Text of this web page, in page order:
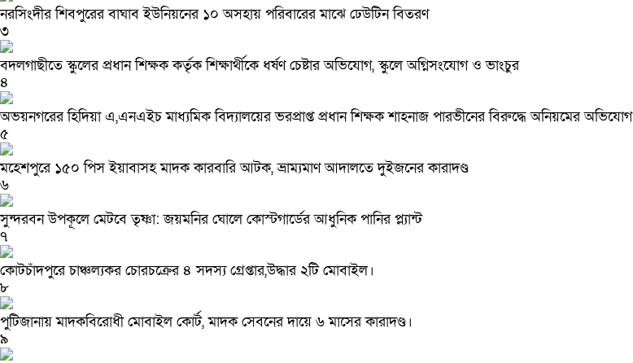
নরসিংদীর শিবপুরের বাঘাব ইউনিয়নের ১০ অসহায় পরিবারের মাঝে ঢেউটিন বিতরণ
৩
বদলগাছীতে স্কুলের প্রধান শিক্ষক কর্তৃক শিক্ষার্থীকে ধর্ষণ চেষ্টার অভিযোগ, স্কুলে অগ্নিসংযোগ ও ভাংচুর
৪
অভয়নগরের হিদিয়া এ,এনএইচ মাধ্যমিক বিদ্যালয়ের ভরপ্রাপ্ত প্রধান শিক্ষক শাহনাজ পারভীনের বিরুদ্ধে অনিয়মের অভিযোগ
৫
মহেশপুরে ১৫০ পিস ইয়াবাসহ মাদক কারবারি আটক, ভ্রাম্যমাণ আদালতে দুইজনের কারাদণ্ড
৬
সুন্দরবন উপকূলে মেটবে তৃষ্ণা: জয়মনির ঘোলে কোস্টগার্ডের আধুনিক পানির প্ল্যান্ট
৭
কোটচাঁদপুরে চাঞ্চল্যকর চোরচক্রের ৪ সদস্য গ্রেপ্তার,উদ্ধার ২টি মোবাইল।
৮
পুটিজানায় মাদকবিরোধী মোবাইল কোর্ট, মাদক সেবনের দায়ে ৬ মাসের কারাদণ্ড।
৯